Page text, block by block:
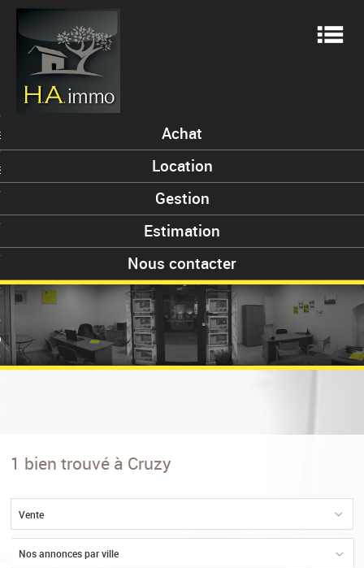
Achat
Location
Gestion
Estimation
Nous contacter
1 bien trouvé à Cruzy
Vente
Nos annonces par ville